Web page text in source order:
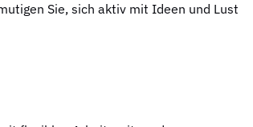
Sie, sich aktiv mit Ideen und Lust